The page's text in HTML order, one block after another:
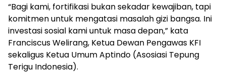
“Bagi kami, fortifikasi bukan sekadar kewajiban, tapi
komitmen untuk mengatasi masalah gizi bangsa. Ini
investasi sosial kami untuk masa depan,” kata
Franciscus Welirang, Ketua Dewan Pengawas KFI
sekaligus Ketua Umum Aptindo (Asosiasi Tepung
Terigu Indonesia).